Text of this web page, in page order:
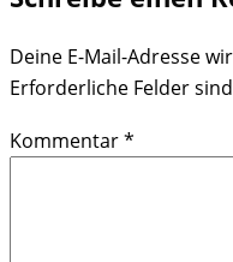
Deine E-Mail-Adresse
Erforderliche Felder
Kommentar*